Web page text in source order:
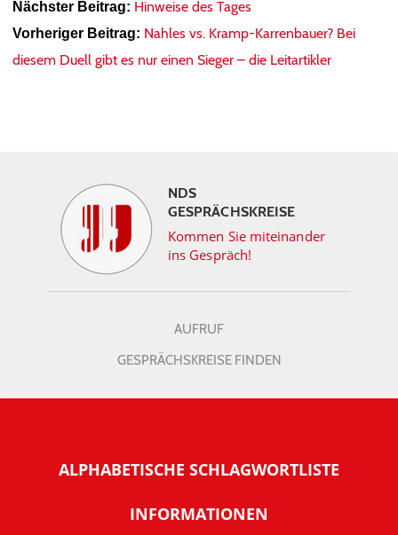
Nächster Beitrag: Hinweise des Tages
Vorheriger Beitrag: Nahles vs. Kramp-Karrenbauer? Bei
diesem Duell gibt es nur einen Sieger – die Leitartikler
NDS
GESPRÄCHSKREISE
Kommen Sie miteinander
ins Gespräch!
AUFRUF
GESPRÄCHSKREISE FINDEN
ALPHABETISCHE SCHLAGWORTLISTE
INFORMATIONEN